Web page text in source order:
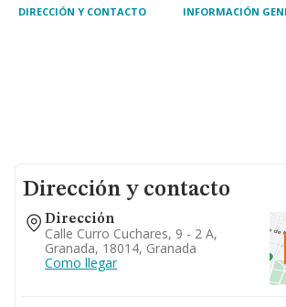
DIRECCIÓN Y CONTACTO INFORMACIÓN
Dirección y contacto
Dirección
Calle Curro Cuchares, 9 - 2 A,
Granada, 18014, Granada
Como llegar